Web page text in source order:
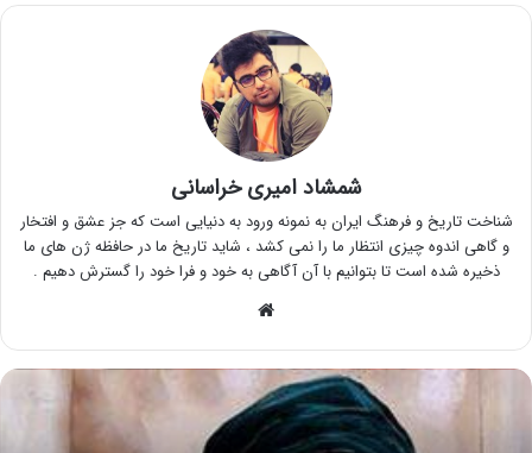
شمشاد امیری خراسانی
شناخت تاریخ و فرهنگ ایران به نمونه ورود به دنیایی است که جز عشق و افتخار
و گاهی اندوه چیزی انتظار ما را نمی کشد ، شاید تاریخ ما در حافظه ژن های ما
ذخیره شده است تا بتوانیم با آن آگاهی به خود و فرا خود را گسترش دهیم .